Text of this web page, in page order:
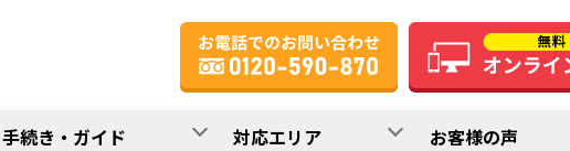
手続き・ガイド 対応エリア お客様の声